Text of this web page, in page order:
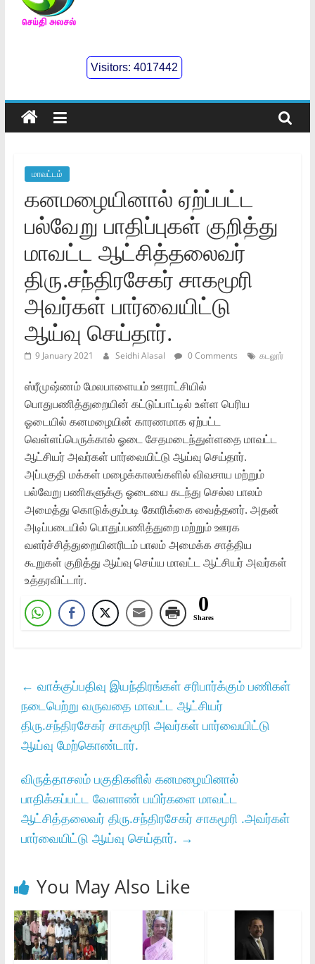
செய்திஅலசல்
Seidhialasal
Tamil
Online
Visitors:4017442
மாவட்டம்
கனமழையினால் ஏற்ப்பட்ட
பல்வேறு பாதிப்புகள் குறித்து
மாவட்ட ஆட்சித்தலைவர்
திரு.சந்திரசேகர் சாகமூரி
அவர்கள் பார்வையிட்டு
ஆய்வு செய்தார்.
9 January 2021 Seidhi Alasal 0 Comments கடலூர்
ஸ்ரீமுஷ்ணம் மேலபாளையம் ஊராட்சியில்
பொதுபணித்துறையின் கட்டுப்பாட்டில் உள்ள பெரிய
ஓடையில் கனமழையின் காரணமாக ஏற்பட்ட
வெள்ளப்பெருக்கால் ஓடை சேதமடைந்துள்ளதை மாவட்ட
ஆட்சியர் அவர்கள் பார்வையிட்டு ஆய்வு செய்தார்.
அப்பகுதி மக்கள் மழைக்காலங்களில் விவசாய மற்றும்
பல்வேறு பணிகளுக்கு ஓடையை கடந்து செல்ல பாலம்
அமைத்து கொடுக்கும்படி கோரிக்கை வைத்தனர். அதன்
அடிப்படையில் பொதுப்பணித்துறை மற்றும் ஊரக
வளர்ச்சித்துறையினரிடம் பாலம் அமைக்க சாத்திய
கூறுகள் குறித்து ஆய்வு செய்ய மாவட்ட ஆட்சியர் அவர்கள்
உத்தரவிட்டார்.
0
Shares
← வாக்குப்பதிவு இயந்திரங்கள்‌ சரிபார்க்கும்‌ பணிகள்‌
நடைபெற்று வருவதை மாவட்ட ஆட்சியர்‌
திரு.சந்திரசேகர்‌ சாகமூரி அவர்கள்‌ பார்வையிட்டு
ஆய்வு மேற்கொண்டார்‌.
விருத்தாசலம் பகுதிகளில் கனமழையினால்
பாதிக்கப்பட்ட வேளாண் பயிர்களை மாவட்ட
ஆட்சித்தலைவர் திரு.சந்திரசேகர் சாகமூரி .அவர்கள்
பார்வையிட்டு ஆய்வு செய்தார். →
You May Also Like